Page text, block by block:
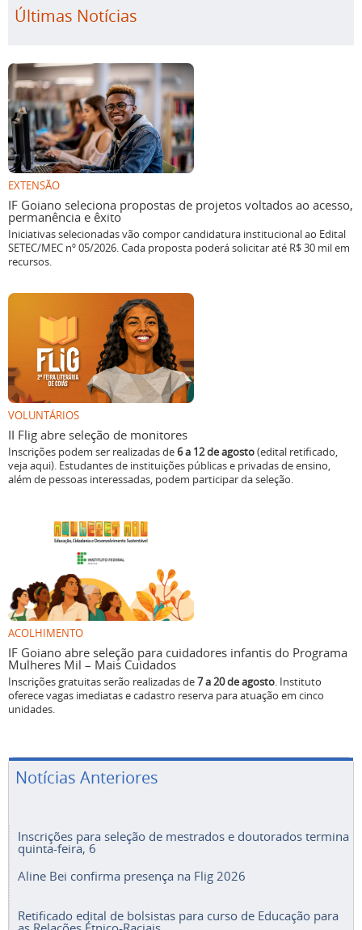
Últimas Notícias
EXTENSÃO
IF Goiano seleciona propostas de projetos voltados ao acesso,
permanência e êxito
Iniciativas selecionadas vão compor candidatura institucional ao Edital
SETEC/MEC nº 05/2026. Cada proposta poderá solicitar até R$ 30 mil em
recursos.
VOLUNTÁRIOS
II Flig abre seleção de monitores
Inscrições podem ser realizadas de6 a 12 de agosto(edital retificado,
veja aqui). Estudantes de instituições públicas e privadas de ensino,
além de pessoas interessadas, podem participar da seleção.
ACOLHIMENTO
IF Goiano abre seleção para cuidadores infantis do Programa
Mulheres Mil – Mais Cuidados
Inscrições gratuitas serão realizadas de7 a 20 de agosto. Instituto
oferece vagas imediatas e cadastro reserva para atuação em cinco
unidades.
Notícias Anteriores
Inscrições para seleção de mestrados e doutorados termina
quinta-feira, 6
Aline Bei confirma presença na Flig 2026
Retificado edital de bolsistas para curso de Educação para